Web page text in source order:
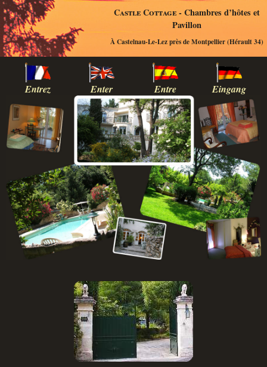
Castle Cottage- Chambres d’hôtes et
Pavillon
À Castelnau-Le-Lez près de Montpellier (Hérault 34)
Entrez Enter Entre Eingang